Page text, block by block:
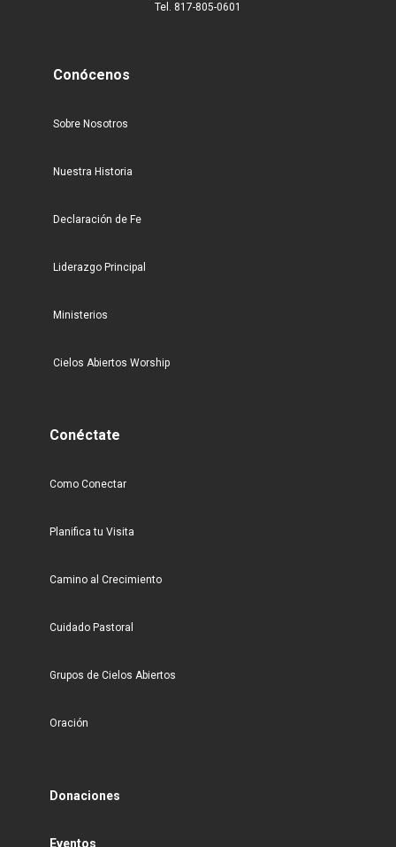
Tel. 817-805-0601
Conócenos
Sobre Nosotros
Nuestra Historia
Declaración de Fe
Liderazgo Principal
Ministerios
Cielos Abiertos Worship
Conéctate
Como Conectar
Planifica tu Visita
Camino al Crecimiento
Cuidado Pastoral
Grupos de Cielos Abiertos
Oración
Donaciones
Eventos